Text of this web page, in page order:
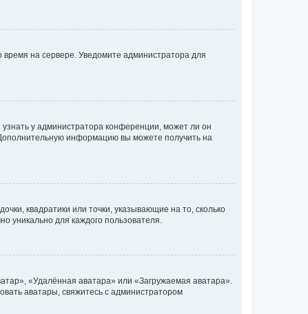
на сервере. Уведомите администратора для
у администратора конференции, может ли он
информацию вы можете получить на
квадратики или точки, указывающие на то, сколько
уникально для каждого пользователя.
«Удалённая аватара» или «Загружаемая аватара».
аватары, свяжитесь с администратором